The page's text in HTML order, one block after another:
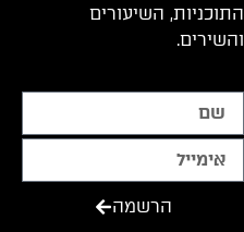
התוכניות, השיעורים
והשירים.
הרשמה